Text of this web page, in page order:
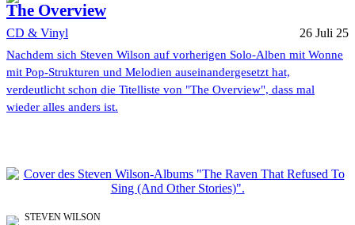
The Overview
CD & Vinyl 26 Juli 25
Nachdem sich Steven Wilson auf vorherigen Solo-Alben mit Wonne
mit Pop-Strukturen und Melodien auseinandergesetzt hat,
verdeutlicht schon die Titelliste von "The Overview", dass mal
wieder alles anders ist.
STEVEN WILSON